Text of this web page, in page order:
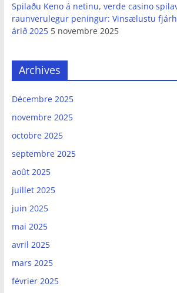
Spilaðu Keno á netinu, verde casino
raunverulegur peningur: Vinsælustu
árið 2025 5 novembre 2025
Archives
Décembre 2025
novembre 2025
octobre 2025
septembre 2025
août 2025
juillet 2025
juin 2025
mai 2025
avril 2025
mars 2025
février 2025